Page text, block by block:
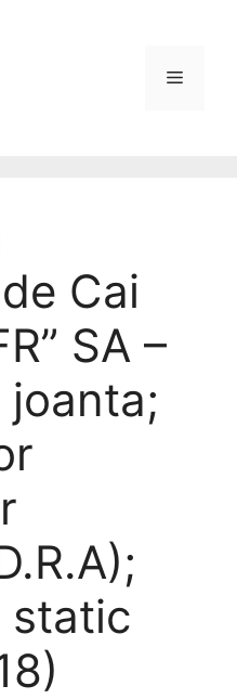
Cai
SA –
joanta;
static